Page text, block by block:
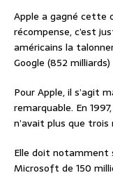
Apple a gagné cette
récompense, c’est
américains la
Google (852
Pour Apple, il s’agit
remarquable. En
n’avait plus que
Elle doit notamment
Microsoft de 150